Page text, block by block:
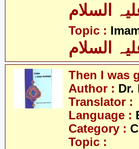
Topic :
السلام
Then I was
Author : Dr.
Translator :
Language :
Category :
Topic :